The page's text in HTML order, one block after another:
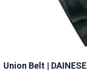
Union Belt | DAINESE